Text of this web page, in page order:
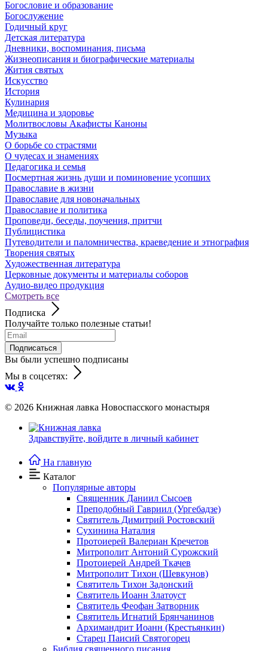
Богословие и образование
Богослужение
Годичный круг
Детская литература
Дневники, воспоминания, письма
Жизнеописания и биографические материалы
Жития святых
Искусство
История
Кулинария
Медицина и здоровье
Молитвословы Акафисты Каноны
Музыка
О борьбе со страстями
О чудесах и знамениях
Педагогика и семья
Посмертная жизнь души и поминовение усопших
Православие в жизни
Православие для новоначальных
Православие и политика
Проповеди, беседы, поучения, притчи
Публицистика
Путеводители и паломничества, краеведение и этнография
Творения святых
Художественная литература
Церковные документы и материалы соборов
Аудио-видео продукция
Смотреть все
Подписка
Получайте только полезные статьи!
Подписаться
Вы были успешно подписаны
Мы в соцсетях:
© 2026 Книжная лавка Новоспасского монастыря
Здравствуйте, войдите в личный кабинет
На главную
Каталог
Популярные авторы
Священник Даниил Сысоев
Преподобный Гавриил (Ургебадзе)
Святитель Димитрий Ростовский
Сухинина Наталия
Протоиерей Валериан Кречетов
Митрополит Антоний Сурожский
Протоиерей Андрей Ткачев
Митрополит Тихон (Шевкунов)
Святитель Тихон Задонский
Святитель Иоанн Златоуст
Cвятитель Феофан Затворник
Святитель Игнатий Брянчанинов
Архимандрит Иоанн (Крестьянкин)
Старец Паисий Святогорец
Библия священного писания